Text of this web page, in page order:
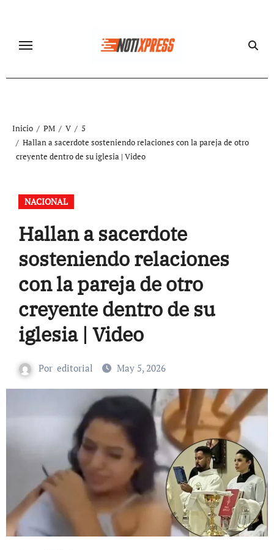
contenido
Inicio PM V
5
Hallan a sacerdote sosteniendo relaciones con la pareja de otro
creyente dentro de su iglesia | Video
NACIONAL
Hallan a sacerdote
sosteniendo relaciones
con la pareja de otro
creyente dentro de su
iglesia | Video
Por editorial May 5, 2026